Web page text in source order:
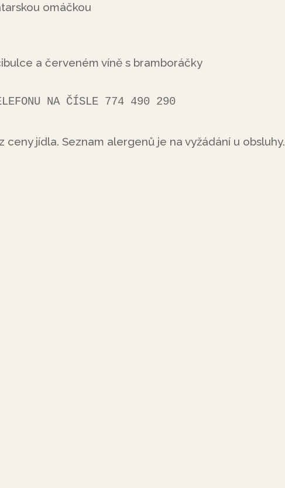
omáčkou
a červeném víně s bramboráčky
PO TELEFONU NA ČÍSLE 774 490 290
ceny jídla. Seznam alergenů je na vyžádání u obsluhy.